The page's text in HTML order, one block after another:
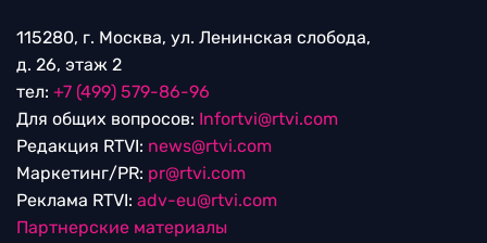
115280, г. Москва, ул. Ленинская слобода,
д. 26, этаж 2
тел: +7 (499) 579-86-96
Для общих вопросов: Infortvi@rtvi.com
Редакция RTVI: news@rtvi.com
Маркетинг/PR: pr@rtvi.com
Реклама RTVI: adv-eu@rtvi.com
Партнерские материалы